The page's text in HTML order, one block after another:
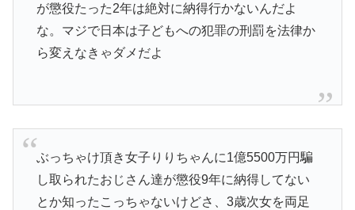
が懲役たった2年は絶対に納得行かないんだよ
な。マジで日本は子どもへの犯罪の刑罰を法律か
ら変えなきゃダメだよ
ぶっちゃけ頂き女子りりちゃんに1億5500万円騙
し取られたおじさん達が懲役9年に納得してない
とか知ったこっちゃないけどさ、3歳次女を両足